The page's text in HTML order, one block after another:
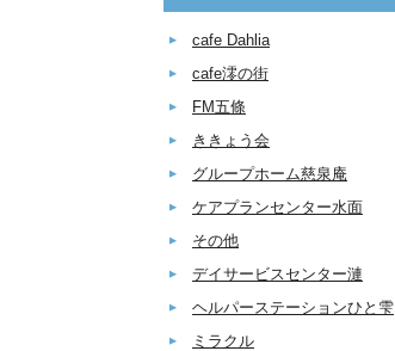
cafe Dahlia
cafe澪の街
FM五條
ききょう会
グループホーム慈泉庵
ケアプランセンター水面
その他
デイサービスセンター漣
ヘルパーステーションひと雫
ミラクル